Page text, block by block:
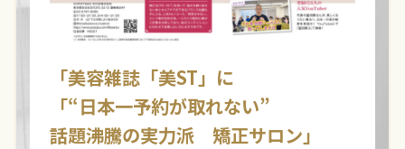
「美容雑誌「美ST」に
「“日本一予約が取れない”
話題沸騰の実力派 矯正サロン」